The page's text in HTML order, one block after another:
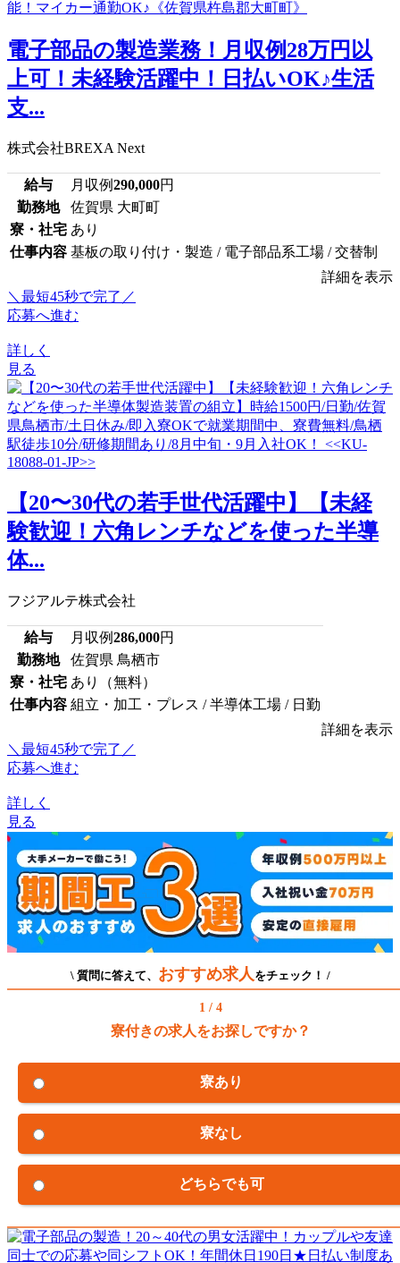
電子部品の製造業務！月収例28万円以
上可！未経験活躍中！日払いOK♪生活
支...
株式会社BREXA Next
給与 月収例290,000円
勤務地
佐賀県 大町町
寮・社宅 あり
仕事内容 基板の取り付け・製造 / 電子部品系工場 / 交替制
詳細を表示
＼最短45秒で完了／
応募へ進む
詳しく
見る
【20〜30代の若手世代活躍中】【未経
験歓迎！六角レンチなどを使った半導
体...
フジアルテ株式会社
給与 月収例286,000円
勤務地
佐賀県 鳥栖市
寮・社宅 あり（無料）
仕事内容 組立・加工・プレス / 半導体工場 / 日勤
詳細を表示
＼最短45秒で完了／
応募へ進む
詳しく
見る
\ 質問に答えて、 おすすめ求人 をチェック！ /
1 / 4
寮付きの求人をお探しですか？
寮あり
寮なし
どちらでも可